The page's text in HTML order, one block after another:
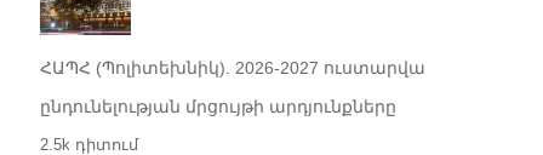
ՀԱՊՀ (Պոլիտեխնիկ). 2026-2027 ուստարվա
ընդունելության մրցույթի արդյունքները
2.5k դիտում